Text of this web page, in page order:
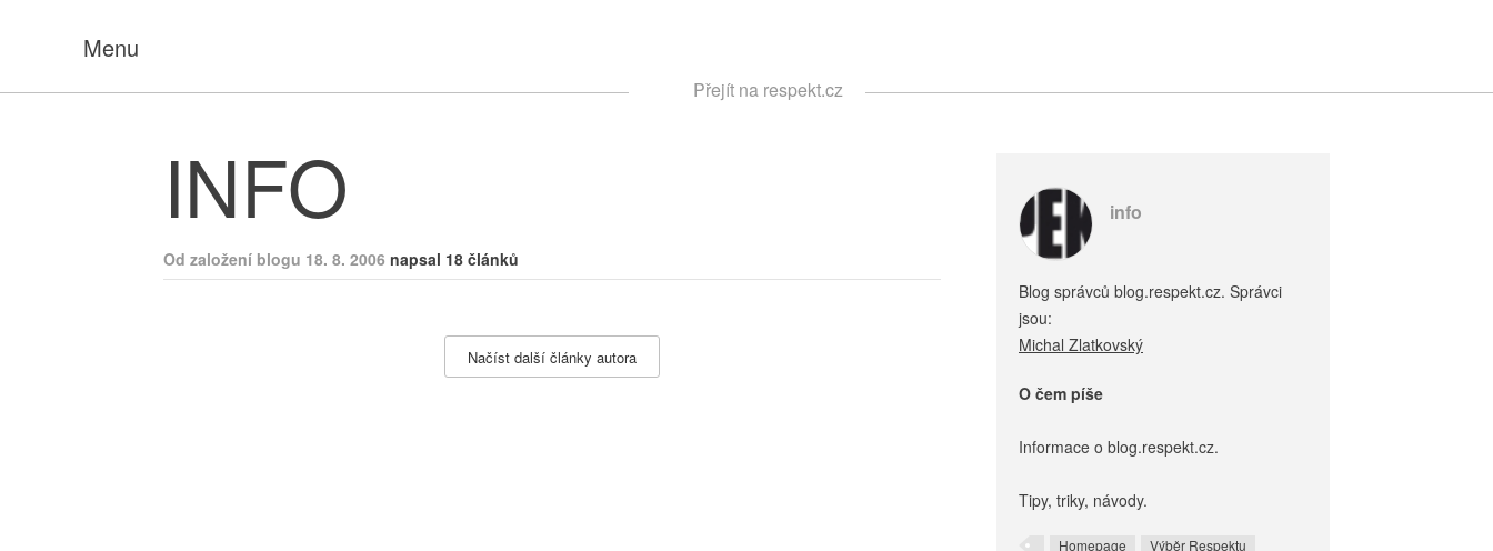
Menu
Přejít na respekt.cz
INFO
Od založení blogu 18. 8. 2006 napsal 18 článků
Načíst další články autora
info
Blog správců blog.respekt.cz. Správci
jsou:
Michal Zlatkovský
O čem píše
Informace o blog.respekt.cz.
Tipy, triky, návody.
Homepage
Výběr Respektu